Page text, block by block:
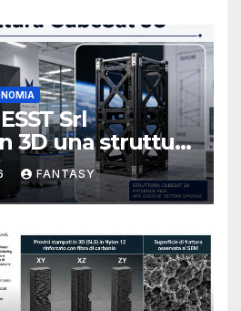
non esecutivo
Srl
3D una struttura
in Carbon PEEK
FANTASY